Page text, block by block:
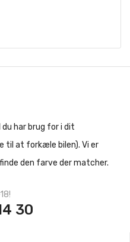
har brug for i dit
til at forkæle bilen). Vi er
den farve der matcher.
30